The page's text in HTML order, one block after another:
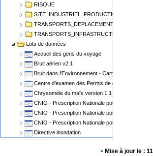
RISQUE
SITE_INDUSTRIEL_PRODUCTION
TRANSPORTS_DEPLACEMENT
TRANSPORTS_INFRASTRUCTURE
Lots de données
Accueil des gens du voyage
Bruit aérien v2.1
Bruit dans l'Environnement - Cartographie du Bruit
Centre d'examen des Permis de conduire
Chrysomèle du maïs version 1.1
CNIG - Prescription Nationale pour les Cartes
CNIG - Prescription Nationale pour les PLU, POS
CNIG - Prescription Nationale pour les Servitudes
Directive inondation
Epidémiosurveillance animale Mise à jour le :